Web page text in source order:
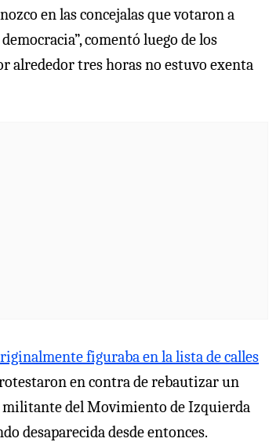
en las concejalas que votaron a
comentó luego de los
alrededor tres horas no estuvo exenta
figuraba en la lista de calles
en contra de rebautizar un
del Movimiento de Izquierda
desaparecida desde entonces.